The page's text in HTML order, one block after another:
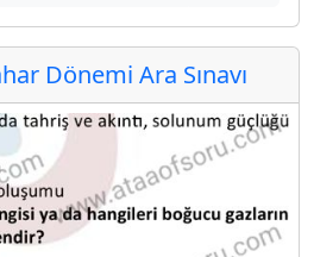
Dönemi Ara Sınavı